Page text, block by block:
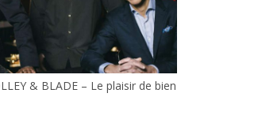
& BLADE – Le plaisir de bien